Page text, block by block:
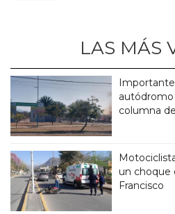
LAS MÁS
columna
un choque
Francisco